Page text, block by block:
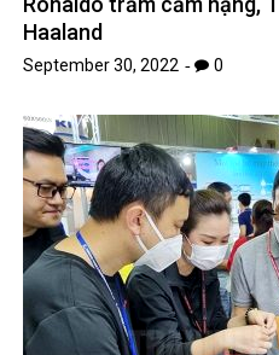
Haaland
September 30, 2022 0